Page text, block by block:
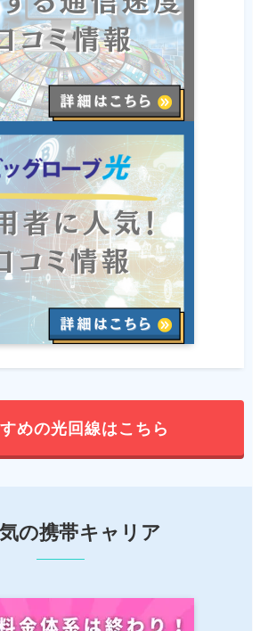
めの光回線はこちら
の携帯キャリア